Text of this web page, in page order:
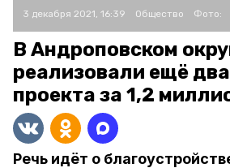
3 декабря 2021, 16:39 Общество Фото:
В Андроповском
реализовали ещё
проекта за 1,2
Речь идёт о